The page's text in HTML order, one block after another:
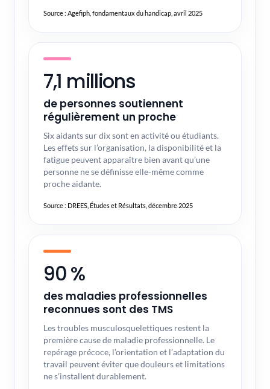
Source : Agefiph, fondamentaux du handicap, avril 2025
7,1 millions
de personnes soutiennent
régulièrement un proche
Six aidants sur dix sont en activité ou étudiants.
Les effets sur l’organisation, la disponibilité et la
fatigue peuvent apparaître bien avant qu’une
personne ne se définisse elle-même comme
proche aidante.
Source : DREES, Études et Résultats, décembre 2025
90 %
des maladies professionnelles
reconnues sont des TMS
Les troubles musculosquelettiques restent la
première cause de maladie professionnelle. Le
repérage précoce, l’orientation et l’adaptation du
travail peuvent éviter que douleurs et limitations
ne s’installent durablement.